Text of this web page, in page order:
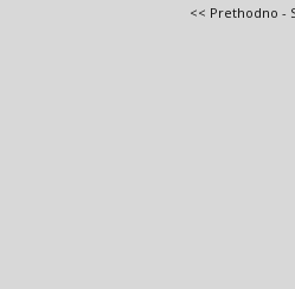
<< Prethodno -